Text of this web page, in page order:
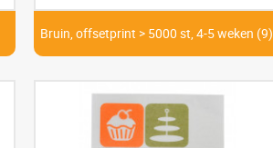
Bruin, offsetprint > 5000 st, 4-5 weken (9)